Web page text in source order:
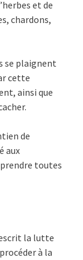
et de
chardons,
se plai­gnent
cette
ainsi que
de
aux
toutes
la lutte
à la